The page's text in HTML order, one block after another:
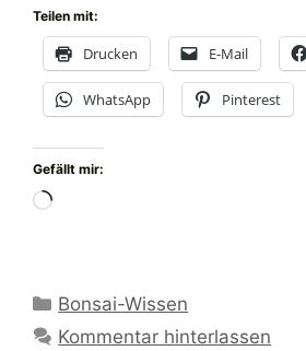
Teilen mit:
Drucken E-Mail
WhatsApp Pinterest
Gefällt mir:
Wird
Kategorien
Bonsai-Wissen
Kommentar hinterlassen